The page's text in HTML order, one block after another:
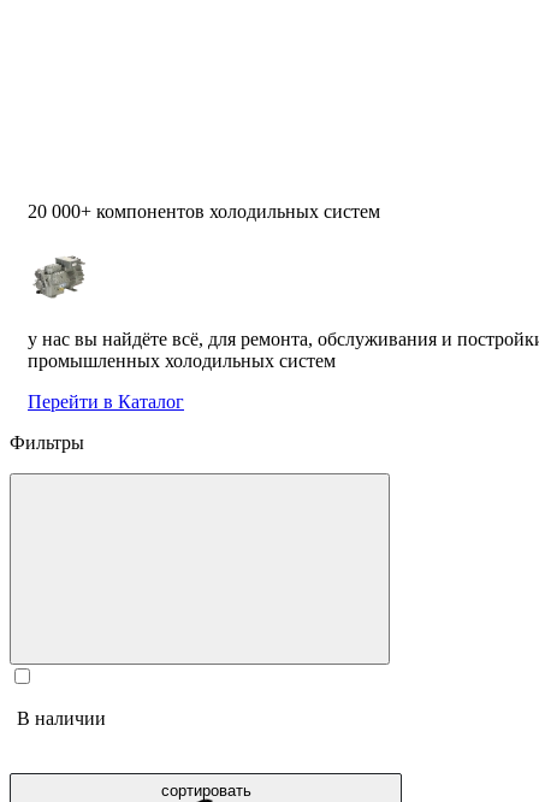
20 000+ компонентов холодильных систем
у нас вы найдёте всё, для ремонта, обслуживания и
промышленных холодильных систем
Перейти в Каталог
Фильтры
В наличии
сортировать